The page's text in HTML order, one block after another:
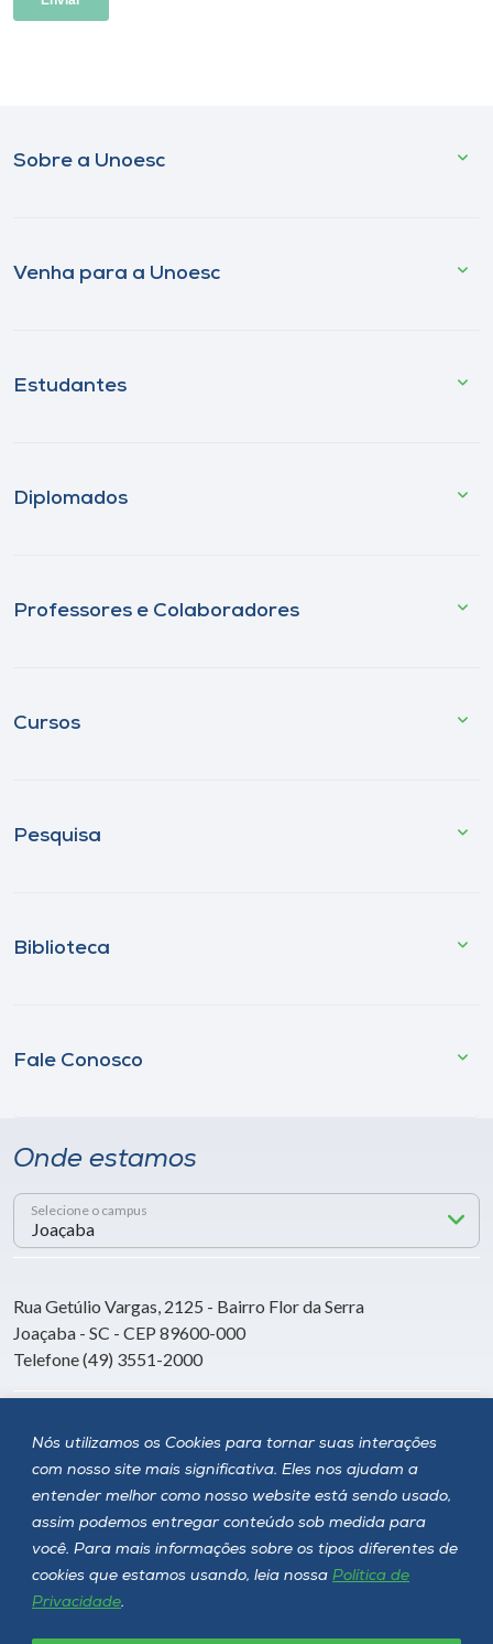
Nós utilizamos os Cookies para tornar suas interações
com nosso site mais significativa. Eles nos ajudam a
entender melhor como nosso website está sendo usado,
assim podemos entregar conteúdo sob medida para
você. Para mais informações sobre os tipos diferentes de
cookies que estamos usando, leia nossa Política de
Privacidade.
Sobre a Unoesc
Venha para a Unoesc
Estudantes
Diplomados
Professores e Colaboradores
Cursos
Pesquisa
Biblioteca
Fale Conosco
Onde estamos
Selecione o campus
Rua Getúlio Vargas, 2125 - Bairro Flor da Serra
Joaçaba - SC - CEP 89600-000
Telefone (49) 3551-2000
Siga a Unoesc